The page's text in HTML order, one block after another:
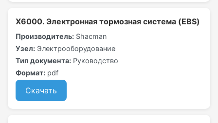
X6000. Электронная тормозная система (EBS)
Производитель: Shacman
Узел: Электрооборудование
Тип документа: Руководство
Формат: pdf
Скачать